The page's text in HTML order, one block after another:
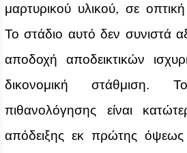
μαρτυρικού υλικού, σε
Το στάδιο αυτό δεν συνιστά
αποδοχή αποδεικτικών
δικονομική στάθμιση.
πιθανολόγησης είναι
απόδειξης εκ πρώτης